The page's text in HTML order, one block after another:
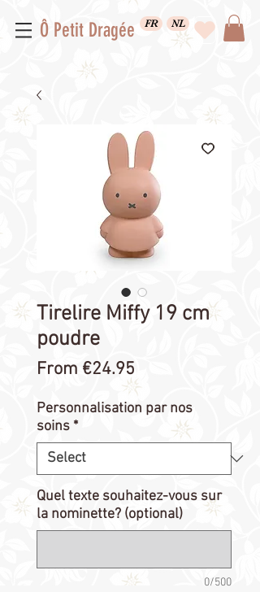
Ô Petit Dragée FR NL
Tirelire Miffy 19 cm
poudre
From €24.95
Price
Personnalisation par nos
soins *
Quel texte souhaitez-vous sur
la nominette? (optional)
0/500